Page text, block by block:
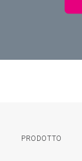
PRODOTTO